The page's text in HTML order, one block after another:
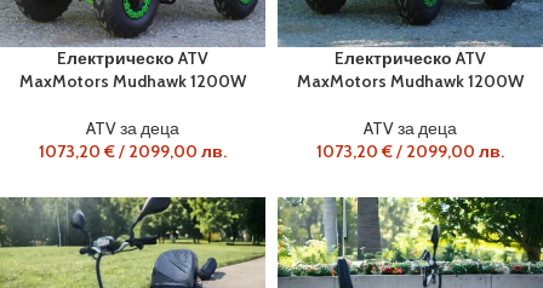
Eлектрическо ATV
MaxMotors Mudhawk 1200W
ATV за деца
1073,20 €/ 2099,00 лв.
Eлектрическо ATV
MaxMotors Mudhawk 1200W
ATV за деца
1073,20 €/ 2099,00 лв.